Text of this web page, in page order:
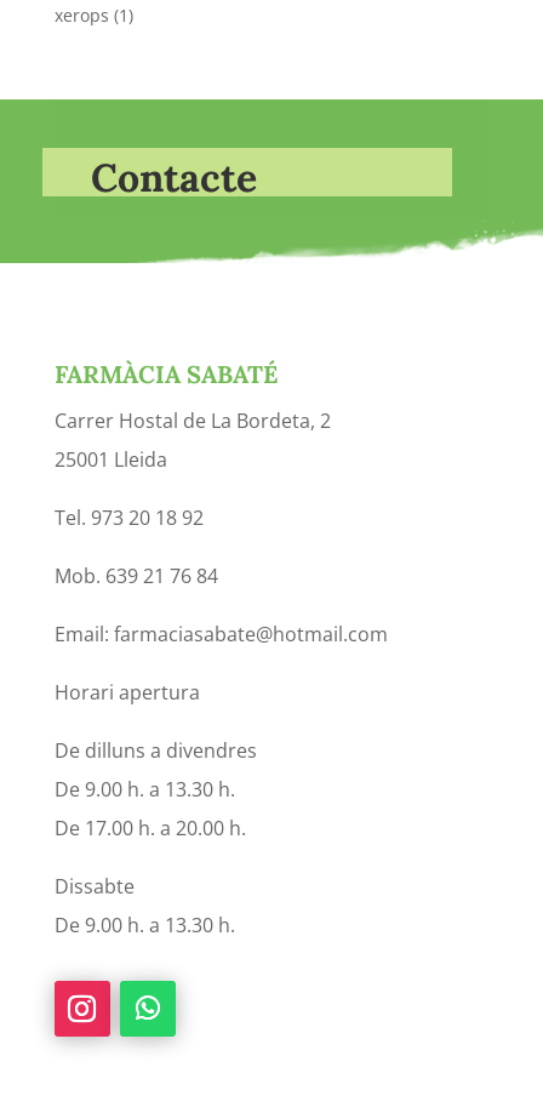
xerops (1)
Contacte
FARMÀCIA SABATÉ
Carrer Hostal de La Bordeta, 2
25001 Lleida
Tel. 973 20 18 92
Mob. 639 21 76 84
Email: farmaciasabate@hotmail.com
Horari apertura
De dilluns a divendres
De 9.00 h. a 13.30 h.
De 17.00 h. a 20.00 h.
Dissabte
De 9.00 h. a 13.30 h.